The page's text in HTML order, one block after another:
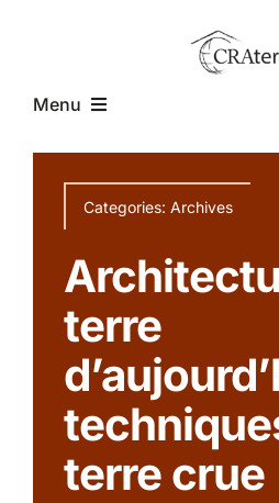
Menu
Accueil
Présentation
Expertise
Ressources
Categories: Archives
terre
terre crue